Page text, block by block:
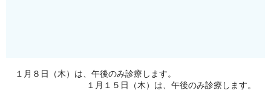
１月８日（木）は、午後のみ診療します。
１月１５日（木）は、午後のみ診療します。